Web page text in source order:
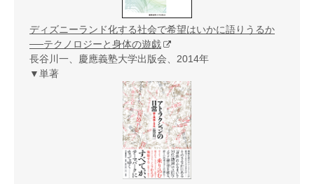
ディズニーランド化する社会で希望はいかに語りうるか
──テクノロジーと身体の遊戯
長谷川一、慶應義塾大学出版会、2014年
▼単著